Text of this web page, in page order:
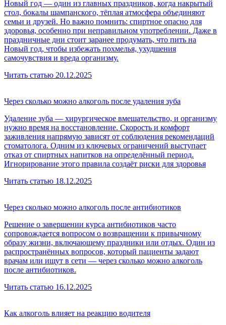
Новый год — один из главных праздников, когда накрытый
стол, бокалы шампанского, тёплая атмосфера объединяют
семьи и друзей. Но важно помнить: спиртное опасно для
здоровья, особенно при неправильном употреблении. Даже в
праздничные дни стоит заранее продумать, что пить на
Новый год, чтобы избежать похмелья, ухудшения
самочувствия и вреда организму.
Читать статью 20.12.2025
Через сколько можно алкоголь после удаления зуба
Удаление зуба — хирургическое вмешательство, и организму
нужно время на восстановление. Скорость и комфорт
заживления напрямую зависят от соблюдения рекомендаций
стоматолога. Одним из ключевых ограничений выступает
отказ от спиртных напитков на определённый период.
Игнорирование этого правила создаёт риски для здоровья
Читать статью 18.12.2025
Через сколько можно алкоголь после антибиотиков
Решение о завершении курса антибиотиков часто
сопровождается вопросом о возвращении к привычному
образу жизни, включающему праздники или отдых. Один из
распространённых вопросов, который пациенты задают
врачам или ищут в сети — через сколько можно алкоголь
после антибиотиков.
Читать статью 16.12.2025
Как алкоголь влияет на реакцию водителя